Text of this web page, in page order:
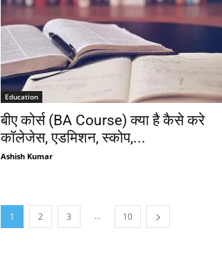
Education
बीए कोर्स (BA Course) क्या है कैसे करे
कॉलेजेस, एडमिशन, स्कोप,...
Ashish Kumar
1 2 3 ... 10